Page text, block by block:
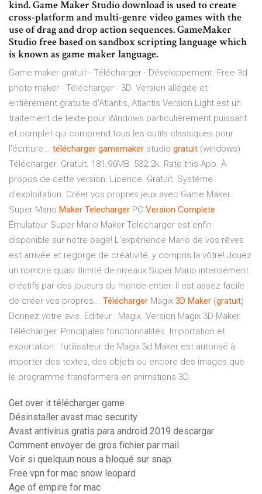
kind. Game Maker Studio download is used to create
cross-platform and multi-genre video games with the
use of drag and drop action sequences. GameMaker
Studio free based on sandbox scripting language which
is known as game maker language.
Game maker gratuit - Télécharger - Développement. Free 3d
photo maker - Télécharger - 3D. Version allégée et
entièrement gratuite d'Atlantis, Atlantis Version Light est un
traitement de texte pour Windows particulièrement puissant
et complet qui comprend tous les outils classiques pour
l'écriture... télécharger gamemaker studio gratuit (windows)
Télécharger. Gratuit. 181.96MB. 532.2k. Rate this App. À
propos de cette version. Licence. Gratuit. Système
d'exploitation. Créer vos propres jeux avec Game Maker.
Super Mario Maker Telecharger PC Version Complete
Émulateur Super Mario Maker Telecharger est enfin
disponible sur notre page! L'expérience Mario de vos rêves
est arrivée et regorge de créativité, y compris la vôtre! Jouez
un nombre quasi illimité de niveaux Super Mario intensément
créatifs par des joueurs du monde entier. Il est assez facile
de créer vos propres... Télécharger Magix 3D Maker (gratuit)
Donnez votre avis. Editeur : Magix. Version Magix 3D Maker.
Télécharger. Principales fonctionnalités. Importation et
exportation : l'utilisateur de Magix 3d Maker est autorisé à
importer des textes, des objets ou encore des images que
le programme transformera en animations 3D.
Get over it télécharger game
Désinstaller avast mac security
Avast antivirus gratis para android 2019 descargar
Comment envoyer de gros fichier par mail
Voir si quelquun nous a bloqué sur snap
Free vpn for mac snow leopard
Age of empire for mac